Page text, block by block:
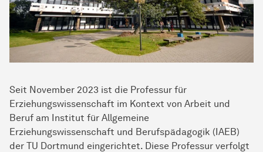
Seit November 2023 ist die Professur für
Erziehungswissenschaft im Kontext von Arbeit und
Beruf am Institut für Allgemeine
Erziehungswissenschaft und Berufspädagogik (IAEB)
der TU Dortmund eingerichtet. Diese Professur verfolgt